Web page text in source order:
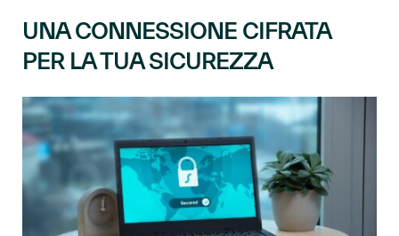
UNA CONNESSIONE CIFRATA
PER LA TUA SICUREZZA